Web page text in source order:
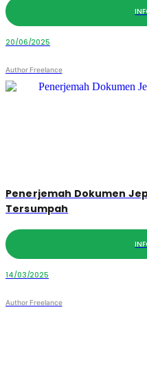
20/06/2025
Author Freelance
Penerjemah Dokumen
Tersumpah
14/03/2025
Author Freelance